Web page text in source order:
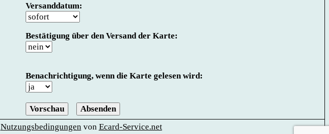
Versanddatum:
Bestätigung über den Versand der Karte:
Benachrichtigung, wenn die Karte gelesen wird:
Absenden
Nutzungsbedingungenvon Ecard-Service.net